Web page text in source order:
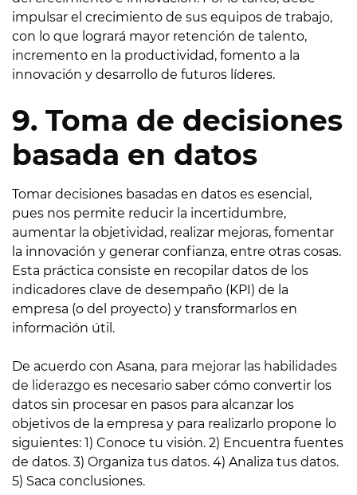
impulsar el crecimiento de sus equipos de trabajo,
con lo que logrará mayor retención de talento,
incremento en la productividad, fomento a la
innovación y desarrollo de futuros líderes.
9. Toma de decisiones
basada en datos
Tomar decisiones basadas en datos es esencial,
pues nos permite reducir la incertidumbre,
aumentar la objetividad, realizar mejoras, fomentar
la innovación y generar confianza, entre otras cosas.
Esta práctica consiste en recopilar datos de los
indicadores clave de desempaño (KPI) de la
empresa (o del proyecto) y transformarlos en
información útil.
De acuerdo con Asana, para mejorar las habilidades
de liderazgo es necesario saber cómo convertir los
datos sin procesar en pasos para alcanzar los
objetivos de la empresa y para realizarlo propone lo
siguientes: 1) Conoce tu visión. 2) Encuentra fuentes
de datos. 3) Organiza tus datos. 4) Analiza tus datos.
5) Saca conclusiones.